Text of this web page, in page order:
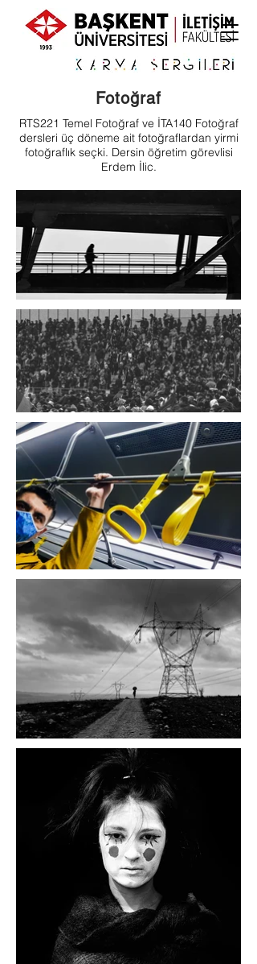
Fotoğraf
RTS221 Temel Fotoğraf ve İTA140 Fotoğraf
dersleri üç döneme ait fotoğraflardan yirmi
fotoğraflık seçki. Dersin öğretim görevlisi
Erdem İlic.